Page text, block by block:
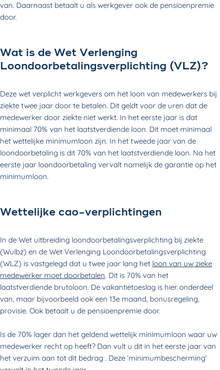
van. Daarnaast betaalt u als werkgever ook de pensioenpremie
door.
Wat is de Wet Verlenging
Loondoorbetalingsverplichting (VLZ)?
Deze wet verplicht werkgevers om het loon van medewerkers bij
ziekte twee jaar door te betalen. Dit geldt voor de uren dat de
medewerker door ziekte niet werkt. In het eerste jaar is dat
minimaal 70% van het laatstverdiende loon. Dit moet minimaal
het wettelijke minimumloon zijn. In het tweede jaar van de
loondoorbetaling is dit 70% van het laatstverdiende loon. Na het
eerste jaar loondoorbetaling vervalt namelijk de garantie op het
minimumloon.
Wettelijke cao-verplichtingen
In de Wet uitbreiding loondoorbetalingsverplichting bij ziekte
(Wulbz) en de Wet Verlenging Loondoorbetalingsverplichting
(WLZ) is vastgelegd dat u twee jaar lang het loon van uw zieke
medewerker moet doorbetalen. Dit is 70% van het
laatstverdiende brutoloon. De vakantietoeslag is hier onderdeel
van, maar bijvoorbeeld ook een 13e maand, bonusregeling,
provisie. Ook betaalt u de pensioenpremie door.
Is de 70% lager dan het geldend wettelijk minimumloon waar uw
medewerker recht op heeft? Dan vult u dit in het eerste jaar van
het verzuim aan tot dit bedrag . Deze ‘minimumbescherming’